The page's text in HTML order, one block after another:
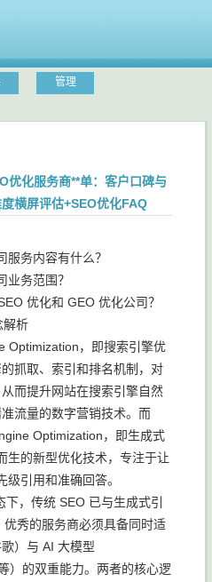
管理
优化服务商**单：客户口碑与
横屏评估+SEO优化FAQ
服务内容有什么？
业务范围？
优化和 GEO 优化公司？
解析
Optimization，即搜索引擎优
抓取、索引和排名机制，对
而提升网站在搜索引擎自然
流量的数字营销技术。而
Optimization，即生成式
生的新型优化技术，专注于让
引用和准确回答。
，传统 SEO 已与生成式引
秀的服务商必须具备同时适
）与 AI 大模型
）的双重能力。两者的核心逻